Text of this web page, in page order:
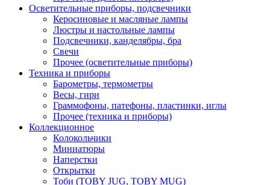
Осветительные приборы, подсвечники
Керосиновые и масляные лампы
Люстры и настольные лампы
Подсвечники, канделябры, бра
Свечи
Прочее (осветительные приборы)
Техника и приборы
Барометры, термометры
Весы, гири
Граммофоны, патефоны, пластинки, иглы
Прочее (техника и приборы)
Коллекционное
Колокольчики
Миниатюры
Наперстки
Открытки
Тоби (TOBY JUG, TOBY MUG)